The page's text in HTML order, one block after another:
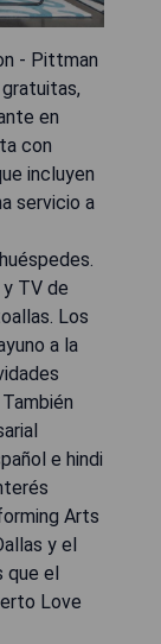
- Pittman
en
con
incluyen
servicio a
TV de
Los
a la
e hindi
Arts
y el
el
Love